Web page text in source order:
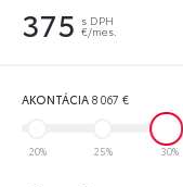
375 s DPH
€/mes.
AKONTÁCIA 8 067 €
20% 25% 30%